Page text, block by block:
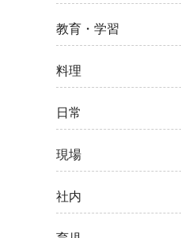
教育・学習
料理
日常
現場
社内